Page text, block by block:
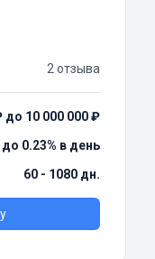
2 отзыва
до 10 000 000 ₽
до 0.23% в день
60 - 1080 дн.